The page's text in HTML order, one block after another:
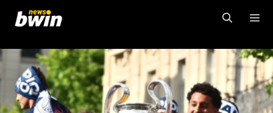
contenuto
MENU